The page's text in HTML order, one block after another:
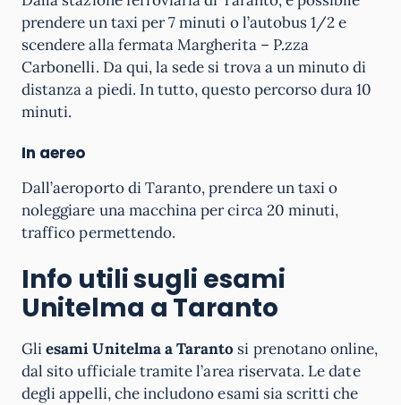
prendere un taxi per 7 minuti o l’autobus 1/2 e
scendere alla fermata Margherita – P.zza
Carbonelli. Da qui, la sede si trova a un minuto di
distanza a piedi. In tutto, questo percorso dura 10
minuti.
In aereo
Dall’aeroporto di Taranto, prendere un taxi o
noleggiare una macchina per circa 20 minuti,
traffico permettendo.
Info utili sugli esami
Unitelma a Taranto
Gliesami Unitelma a Taranto si prenotano online,
dal sito ufficiale tramite l’area riservata. Le date
degli appelli, che includono esami sia scritti che